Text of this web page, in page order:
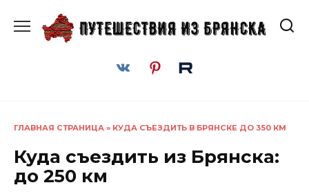
содержанию
ГЛАВНАЯ СТРАНИЦА » КУДА СЪЕЗДИТЬ В БРЯНСКЕ ДО 350 КМ
Куда съездить из Брянска:
до 250 км